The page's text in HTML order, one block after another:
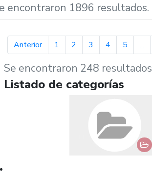
encontraron 1896 resultados.
Anteriorpágina anterior
1 2 3 4 5 ...
Se encontraron 248 resultados
Listado de categorías